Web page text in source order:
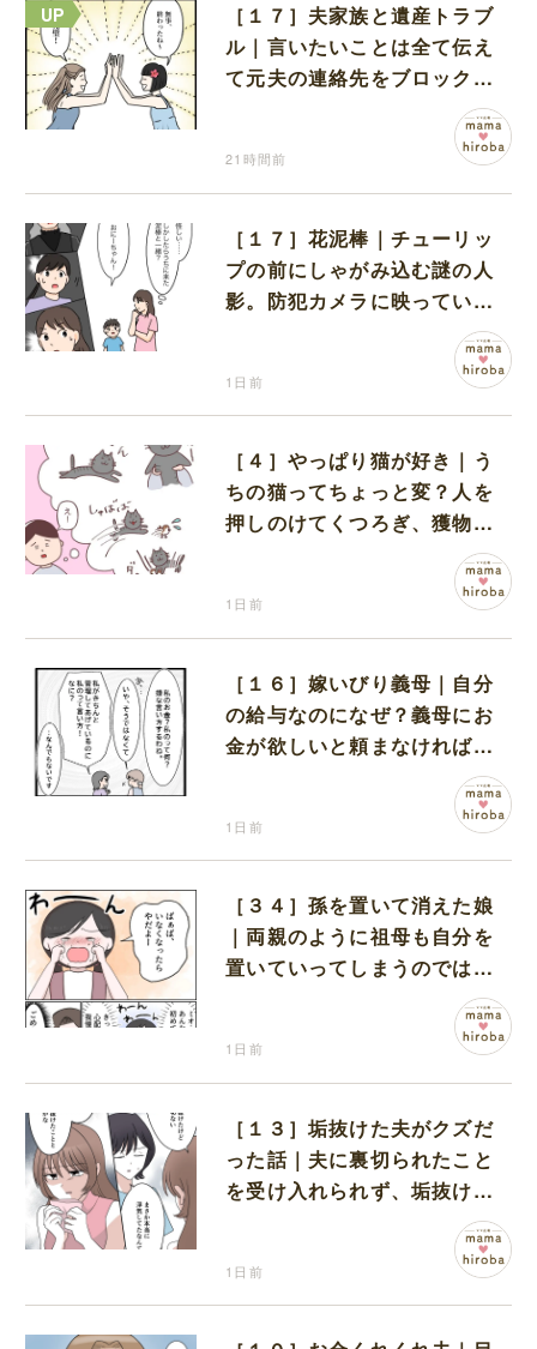
［１７］夫家族と遺産トラブ
ル｜言いたいことは全て伝え
て元夫の連絡先をブロック。
離婚できた喜びを噛みしめる
21時間前
［１７］花泥棒｜チューリッ
プの前にしゃがみ込む謎の人
影。防犯カメラに映っていた
1日前
［４］やっぱり猫が好き｜う
ちの猫ってちょっと変？人を
押しのけてくつろぎ、獲物に
も物怖じしない鋼のハート
1日前
［１６］嫁いびり義母｜自分
の給与なのになぜ？義母にお
金が欲しいと頼まなければな
1日前
［３４］孫を置いて消えた娘
｜両親のように祖母も自分を
置いていってしまうのでは？
と怯えて泣く孫に心が痛む
1日前
［１３］垢抜けた夫がクズだ
った話｜夫に裏切られたこと
を受け入れられず、垢抜けた
ことが関係しているのかと嘆
1日前